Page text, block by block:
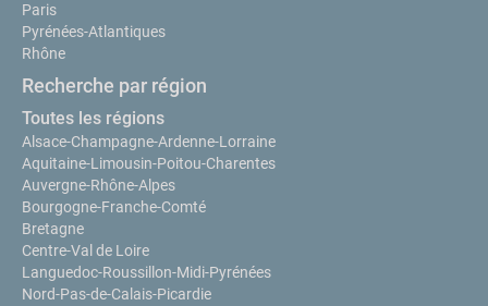
Paris
Pyrénées-Atlantiques
Rhône
Recherche par région
Toutes les régions
Alsace-Champagne-Ardenne-Lorraine
Aquitaine-Limousin-Poitou-Charentes
Auvergne-Rhône-Alpes
Bourgogne-Franche-Comté
Bretagne
Centre-Val de Loire
Languedoc-Roussillon-Midi-Pyrénées
Nord-Pas-de-Calais-Picardie